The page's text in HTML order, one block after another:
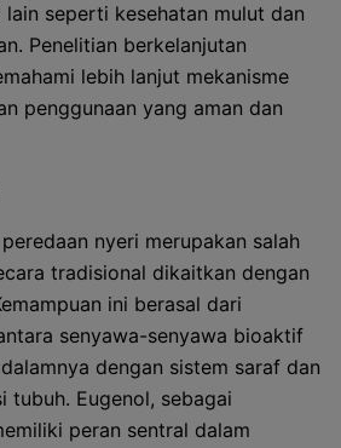
seperti kesehatan mulut dan
Penelitian berkelanjutan
lebih lanjut mekanisme
penggunaan yang aman dan
nyeri merupakan salah
tradisional dikaitkan dengan
ini berasal dari
senyawa-senyawa bioaktif
dengan sistem saraf dan
tubuh. Eugenol, sebagai
peran sentral dalam